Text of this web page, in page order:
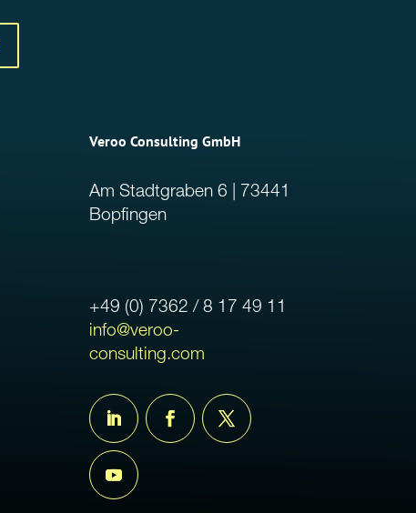
Veroo Consulting GmbH
Am Stadtgraben 6 | 73441
Bopfingen
+49 (0) 7362 / 8 17 49 11
info@veroo-
consulting.com